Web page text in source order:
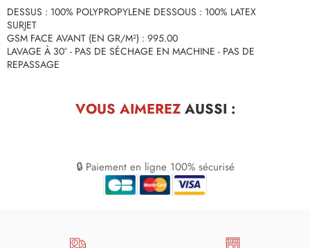
DESSUS : 100% POLYPROPYLENE DESSOUS : 100% LATEX
SURJET
GSM FACE AVANT (EN GR/M²) : 995.00
LAVAGE À 30° - PAS DE SÉCHAGE EN MACHINE - PAS DE
REPASSAGE
VOUS AIMEREZAUSSI :
🔒 Paiement en ligne 100% sécurisé